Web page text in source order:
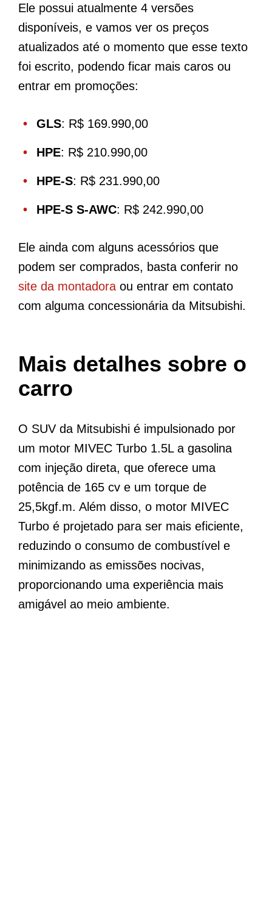
Ele possui atualmente 4 versões
disponíveis, e vamos ver os preços
atualizados até o momento que esse texto
foi escrito, podendo ficar mais caros ou
entrar em promoções:
GLS: R$ 169.990,00
HPE: R$ 210.990,00
HPE-S: R$ 231.990,00
HPE-S S-AWC: R$ 242.990,00
Ele ainda com alguns acessórios que
podem ser comprados, basta conferir no
site da montadora ou entrar em contato
com alguma concessionária da Mitsubishi.
Mais detalhes sobre o
carro
O SUV da Mitsubishi é impulsionado por
um motor MIVEC Turbo 1.5L a gasolina
com injeção direta, que oferece uma
potência de 165 cv e um torque de
25,5kgf.m. Além disso, o motor MIVEC
Turbo é projetado para ser mais eficiente,
reduzindo o consumo de combustível e
minimizando as emissões nocivas,
proporcionando uma experiência mais
amigável ao meio ambiente.